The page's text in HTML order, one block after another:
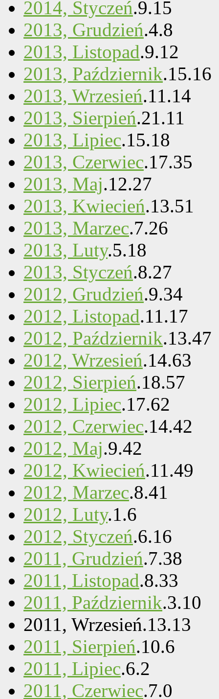
2014, Styczeń.9.15
2013, Grudzień.4.8
2013, Listopad.9.12
2013, Październik.15.16
2013, Wrzesień.11.14
2013, Sierpień.21.11
2013, Lipiec.15.18
2013, Czerwiec.17.35
2013, Maj.12.27
2013, Kwiecień.13.51
2013, Marzec.7.26
2013, Luty.5.18
2013, Styczeń.8.27
2012, Grudzień.9.34
2012, Listopad.11.17
2012, Październik.13.47
2012, Wrzesień.14.63
2012, Sierpień.18.57
2012, Lipiec.17.62
2012, Czerwiec.14.42
2012, Maj.9.42
2012, Kwiecień.11.49
2012, Marzec.8.41
2012, Luty.1.6
2012, Styczeń.6.16
2011, Grudzień.7.38
2011, Listopad.8.33
2011, Październik.3.10
2011, Wrzesień.13.13
2011, Sierpień.10.6
2011, Lipiec.6.2
2011, Czerwiec.7.0